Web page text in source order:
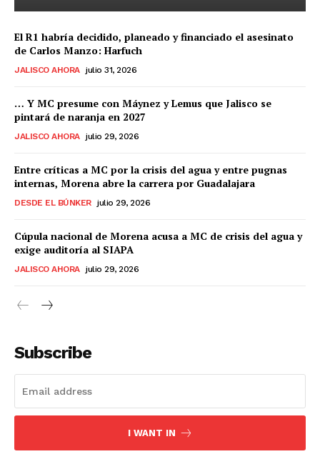
El R1 habría decidido, planeado y financiado el asesinato
de Carlos Manzo: Harfuch
JALISCO AHORA julio 31, 2026
… Y MC presume con Máynez y Lemus que Jalisco se
pintará de naranja en 2027
JALISCO AHORA julio 29, 2026
Entre críticas a MC por la crisis del agua y entre pugnas
internas, Morena abre la carrera por Guadalajara
DESDE EL BÚNKER julio 29, 2026
Cúpula nacional de Morena acusa a MC de crisis del agua y
exige auditoría al SIAPA
JALISCO AHORA julio 29, 2026
Subscribe
I WANT IN